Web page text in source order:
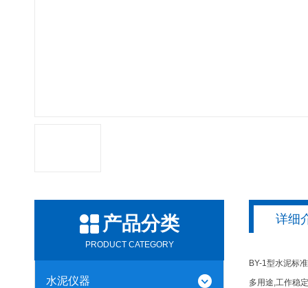
产品分类
PRODUCT CATEGORY
水泥仪器
详细
BY-1型水泥标
多用途,工作稳